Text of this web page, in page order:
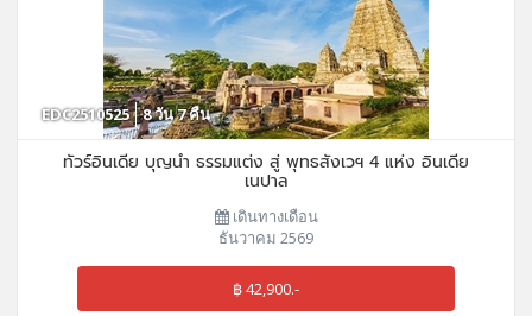
EDC2510525 8 วัน 7 คืน
ทัวร์อินเดีย บุญนำ ธรรมแต่ง สู่ พุทธสังเวฯ 4 แห่ง อินเดีย
เนปาล
เดินทางเดือน
ธันวาคม 2569
฿ 42,900.-